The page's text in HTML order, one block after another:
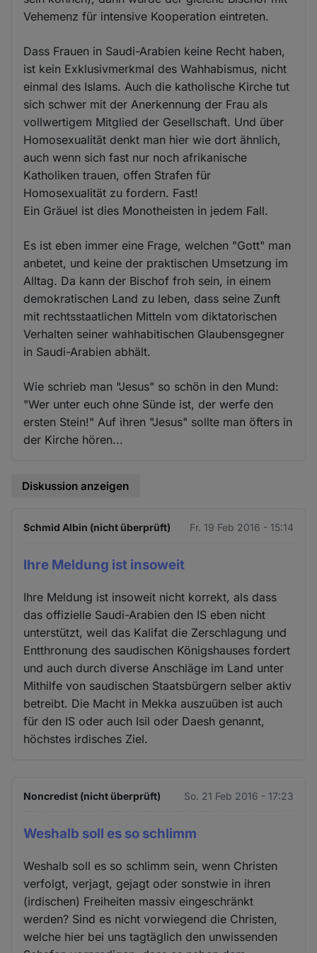
Vehemenz für intensive Kooperation eintreten.
Dass Frauen in Saudi-Arabien keine Recht haben,
ist kein Exklusivmerkmal des Wahhabismus, nicht
einmal des Islams. Auch die katholische Kirche tut
sich schwer mit der Anerkennung der Frau als
vollwertigem Mitglied der Gesellschaft. Und über
Homosexualität denkt man hier wie dort ähnlich,
auch wenn sich fast nur noch afrikanische
Katholiken trauen, offen Strafen für
Homosexualität zu fordern. Fast!
Ein Gräuel ist dies Monotheisten in jedem Fall.
Es ist eben immer eine Frage, welchen "Gott" man
anbetet, und keine der praktischen Umsetzung im
Alltag. Da kann der Bischof froh sein, in einem
demokratischen Land zu leben, dass seine Zunft
mit rechtsstaatlichen Mitteln vom diktatorischen
Verhalten seiner wahhabitischen Glaubensgegner
in Saudi-Arabien abhält.
Wie schrieb man "Jesus" so schön in den Mund:
"Wer unter euch ohne Sünde ist, der werfe den
ersten Stein!" Auf ihren "Jesus" sollte man öfters in
der Kirche hören...
Diskussion anzeigen
Schmid Albin (nicht überprüft) Fr. 19 Feb 2016 - 15:14
Ihre Meldung ist insoweit
Ihre Meldung ist insoweit nicht korrekt, als dass
das offizielle Saudi-Arabien den IS eben nicht
unterstützt, weil das Kalifat die Zerschlagung und
Entthronung des saudischen Königshauses fordert
und auch durch diverse Anschläge im Land unter
Mithilfe von saudischen Staatsbürgern selber aktiv
betreibt. Die Macht in Mekka auszuüben ist auch
für den IS oder auch Isil oder Daesh genannt,
höchstes irdisches Ziel.
Noncredist (nicht überprüft) So. 21 Feb 2016 - 17:23
Weshalb soll es so schlimm
Weshalb soll es so schlimm sein, wenn Christen
verfolgt, verjagt, gejagt oder sonstwie in ihren
(irdischen) Freiheiten massiv eingeschränkt
werden? Sind es nicht vorwiegend die Christen,
welche hier bei uns tagtäglich den unwissenden